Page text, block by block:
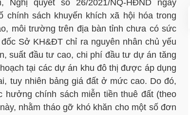
quyết số 26/2021/NQ-HĐND ngày
chính sách khuyến khích xã hội hóa trong
môi trường trên địa bàn tỉnh chưa có sức
Sở KH&ĐT chỉ ra nguyên nhân chủ yếu
suất đầu tư cao, chi phí đầu tư dự án tăng
tại các dự án khu đô thị được áp dụng
tuy nhiên bảng giá đất ở mức cao. Do đó,
chính sách miễn tiền thuê đất (theo
nhằm tháo gỡ khó khăn cho một số đơn